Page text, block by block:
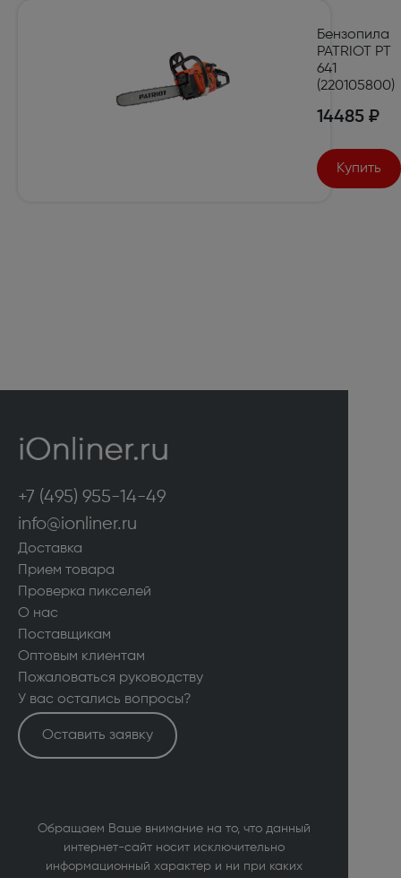
Бензопила
PATRIOT РТ
641
(220105800)
14485 ₽
Купить
+7 (495) 955-14-49
info@ionliner.ru
Доставка
Прием товара
Проверка пикселей
О нас
Поставщикам
Оптовым клиентам
Пожаловаться руководству
У вас остались вопросы?
Оставить заявку
Обращаем Ваше внимание на то, что данный
интернет-сайт носит исключительно
информационный характер и ни при каких